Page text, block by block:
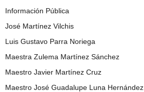
Información Pública
José Martínez Vilchis
Luis Gustavo Parra Noriega
Maestra Zulema Martínez Sánchez
Maestro Javier Martínez Cruz
Maestro José Guadalupe Luna Hernández